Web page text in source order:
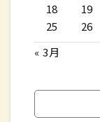
18
19
25
26
« 3月